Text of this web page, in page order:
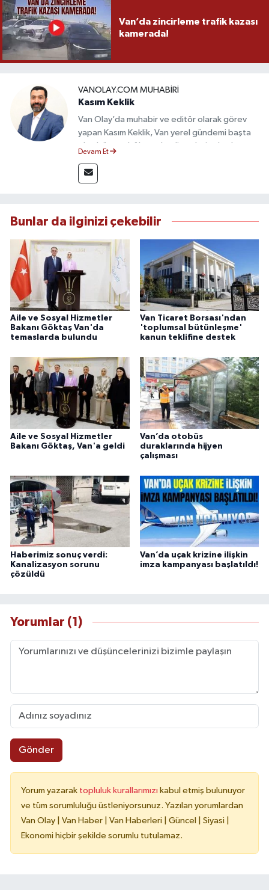
Van’da zincirleme trafik kazası
kamerada!
VANOLAY.COM MUHABIRI
Kasım Keklik
Van Olay’da muhabir ve editör olarak görev
yapan Kasım Keklik, Van yerel gündemi başta
olmak üzere bölgesel gelişmeleri sahadan
deneyimiyle hızlı ve doğru haber üretimine
odaklanan Keklik, tarafsızlık ve etik gazetecilik
Devam Et
Bunlar da ilginizi çekebilir
Aile ve Sosyal Hizmetler
Bakanı Göktaş Van'da
temaslarda bulundu
Van Ticaret Borsası'ndan
'toplumsal bütünleşme'
kanun teklifine destek
Aile ve Sosyal Hizmetler
Bakanı Göktaş, Van'a geldi
Van’da otobüs
duraklarında hijyen
çalışması
Haberimiz sonuç verdi:
Kanalizasyon sorunu
çözüldü
Van’da uçak krizine ilişkin
imza kampanyası başlatıldı!
Yorumlar (1)
Gönder
Yorum yazarak topluluk kurallarımızı kabul etmiş bulunuyor
ve tüm sorumluluğu üstleniyorsunuz. Yazılan yorumlardan
Van Olay | Van Haber | Van Haberleri | Güncel | Siyasi |
Ekonomi hiçbir şekilde sorumlu tutulamaz.